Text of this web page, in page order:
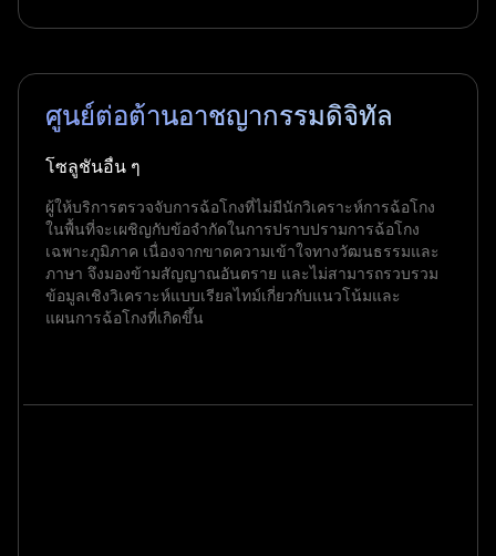
ศูนย์ต่อต้านอาชญากรรมดิจิทัล
โซลูชันอื่น ๆ
ผู้ให้บริการตรวจจับการฉ้อโกงที่ไม่มีนักวิเคราะห์การฉ้อโกง
ในพื้นที่จะเผชิญกับข้อจำกัดในการปราบปรามการฉ้อโกง
เฉพาะภูมิภาค เนื่องจากขาดความเข้าใจทางวัฒนธรรมและ
ภาษา จึงมองข้ามสัญญาณอันตราย และไม่สามารถรวบรวม
ข้อมูลเชิงวิเคราะห์แบบเรียลไทม์เกี่ยวกับแนวโน้มและ
แผนการฉ้อโกงที่เกิดขึ้น